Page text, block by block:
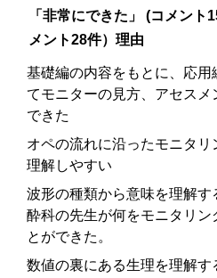
「非常にできた」 (コメン
メント28件）理由
基礎編の内容をもとに、応用
てモニターの見方、アセス
できた
オペの流れに沿ったモニタ
理解しやすい
波形の種類から意味を理解
酔科の先生が何をモニタリン
とができた。
数値の裏にある生理を理解